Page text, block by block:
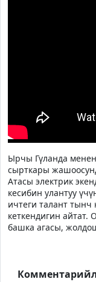
Ырчы Гүланда
сырткары
Атасы электрик
кесибин улантуу
ичтеги талант
кеткендигин
башка агасы,